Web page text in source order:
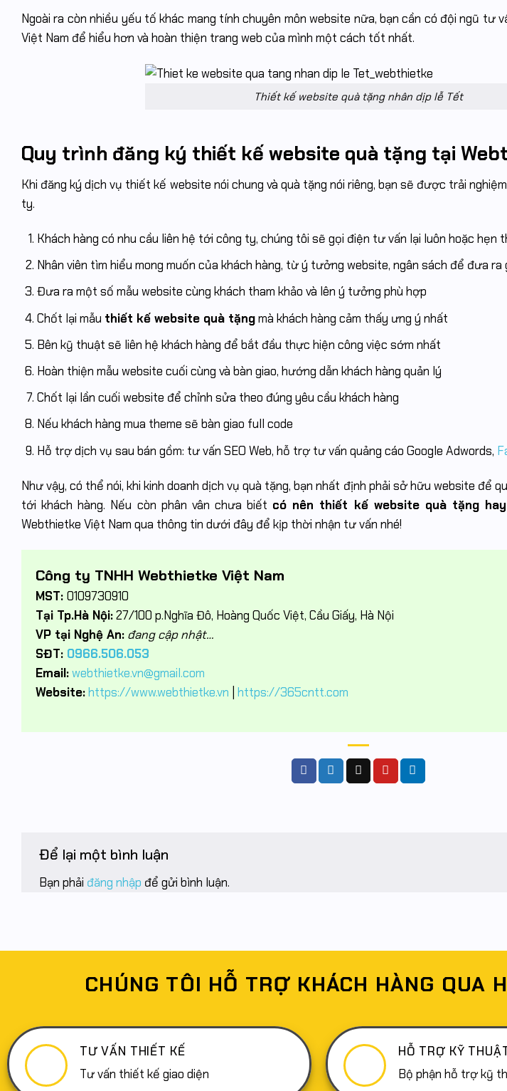
Ngoài ra còn nhiều yếu tố khác mang tính chuyên môn website nữa, bạn cần có đội ngũ tư
Việt Nam để hiểu hơn và hoàn thiện trang web của mình một cách tốt nhất.
Thiết kế website quà tặng nhân dịp lễ Tết
Quy trình đăng ký thiết kế website quà tặng tại
Khi đăng ký dịch vụ thiết kế website nói chung và quà tặng nói riêng, bạn sẽ được trải
ty.
Khách hàng có nhu cầu liên hệ tới công ty, chúng tôi sẽ gọi điện tư vấn lại luôn hoặc hẹn
Nhân viên tìm hiểu mong muốn của khách hàng, từ ý tưởng website, ngân sách để đưa ra
Đưa ra một số mẫu website cùng khách tham khảo và lên ý tưởng phù hợp
Chốt lại mẫu thiết kế website quà tặngmà khách hàng cảm thấy ưng ý nhất
Bên kỹ thuật sẽ liên hệ khách hàng để bắt đầu thực hiện công việc sớm nhất
Hoàn thiện mẫu website cuối cùng và bàn giao, hướng dẫn khách hàng quản lý
Chốt lại lần cuối website để chỉnh sửa theo đúng yêu cầu khách hàng
Nếu khách hàng mua theme sẽ bàn giao full code
Hỗ trợ dịch vụ sau bán gồm: tư vấn SEO Web, hỗ trợ tư vấn quảng cáo Google Adwords,
Như vậy, có thể nói, khi kinh doanh dịch vụ quà tặng, bạn nhất định phải sở hữu website để
tới khách hàng. Nếu còn phân vân chưa biết có nên thiết kế website quà tặng
Webthietke Việt Nam qua thông tin dưới đây để kịp thời nhận tư vấn nhé!
Công ty TNHH Webthietke Việt Nam
MST: 0109730910
Tại Tp.Hà Nội:27/100 p.Nghĩa Đô, Hoàng Quốc Việt, Cầu Giấy, Hà Nội
VP tại Nghệ An: đang cập nhật…
SĐT: 0966.506.053
Email:webthietke.vn@gmail.com
Website:https://www.webthietke.vn https://365cntt.com
Để lại một bình luận
Bạn phải đăng nhập để gửi bình luận.
CHÚNG TÔI HỖ TRỢ KHÁCH HÀNG QUA
TƯ VẤN THIẾT KẾ
Tư vấn thiết kế giao diện
HỖ TRỢ KỸ
Bộ phận hỗ trợ kỹ